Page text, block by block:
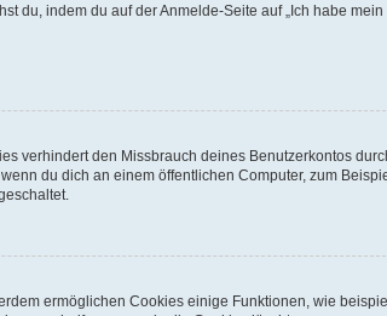
du, indem du auf der Anmelde-Seite auf „Ich habe mein
verhindert den Missbrauch deines Benutzerkontos
du dich an einem öffentlichen Computer, zum
ermöglichen Cookies einige Funktionen, wie